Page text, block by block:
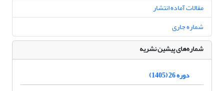
مقالات آماده انتشار
شماره جاری
شماره‌های پیشین نشریه
دوره 26 (1405)